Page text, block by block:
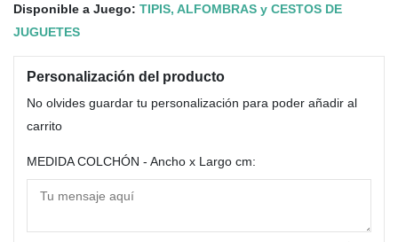
Disponible a Juego: TIPIS, ALFOMBRAS y CESTOS DE
JUGUETES
Personalización del producto
No olvides guardar tu personalización para poder añadir al
carrito
MEDIDA COLCHÓN - Ancho x Largo cm: